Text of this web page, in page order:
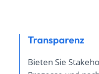
Transparenz
Bieten Sie